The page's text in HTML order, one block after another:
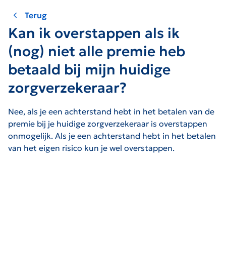
Terug
Kan ik overstappen als ik
(nog) niet alle premie heb
betaald bij mijn huidige
zorgverzekeraar?
Nee, als je een achterstand hebt in het betalen van de
premie bij je huidige zorgverzekeraar is overstappen
onmogelijk. Als je een achterstand hebt in het betalen
van het eigen risico kun je wel overstappen.